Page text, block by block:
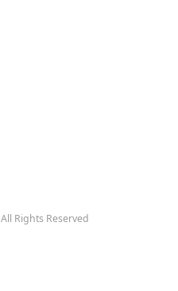
All Rights Reserved